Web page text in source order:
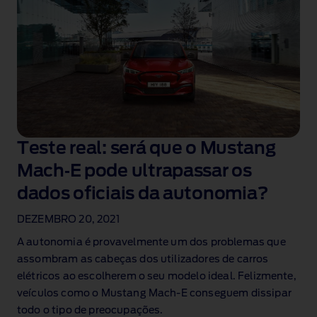
Teste real: será que o Mustang
Mach‑E pode ultrapassar os
dados oficiais da autonomia?
DEZEMBRO 20, 2021
A autonomia é provavelmente um dos problemas que
assombram as cabeças dos utilizadores de carros
elétricos ao escolherem o seu modelo ideal. Felizmente,
veículos como o Mustang Mach‑E conseguem dissipar
todo o tipo de preocupações.